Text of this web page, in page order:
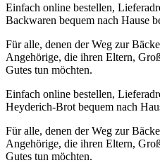
Einfach online bestellen,
Backwaren bequem nach Hause
Für alle, denen der Weg zur
Angehörige, die ihren Eltern,
Gutes tun möchten.
Einfach online bestellen,
Heyderich-Brot bequem nach
Für alle, denen der Weg zur
Angehörige, die ihren Eltern,
Gutes tun möchten.